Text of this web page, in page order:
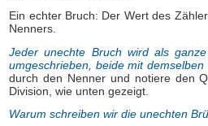
Ein echter Bruch: Der Wert des
Nenners.
Jeder unechte Bruch wird als
umgeschrieben, beide mit demselben
durch den Nenner und notiere den
Division, wie unten gezeigt.
Warum schreiben wir die unechten